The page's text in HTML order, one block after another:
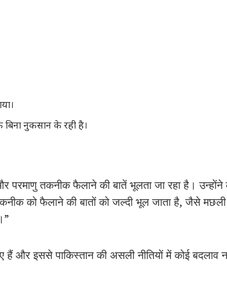
नुकसान के रही है।
तकनीक फैलाने की बातें भूलता जा रहा है। उन्होंने
को फैलाने की बातों को जल्दी भूल जाता है, जैसे
और इससे पाकिस्तान की असली नीतियों में कोई बदलाव